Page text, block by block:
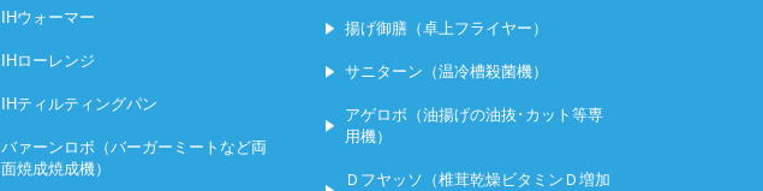
IHウォーマー
IHローレンジ
IHティルティングパン
バァーンロボ（バーガーミートなど両
面焼成焼成機）
揚げ御膳（卓上フライヤー）
サニターン（温冷槽殺菌機）
アゲロボ（油揚げの油抜･カット等専
用機）
Ｄフヤッソ（椎茸乾燥ビタミンＤ増加